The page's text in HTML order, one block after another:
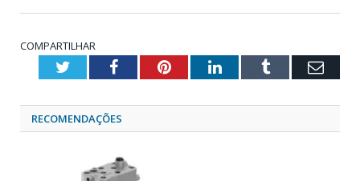
COMPARTILHAR
TwitterFacebookPinterestLinkedInTumblr
RECOMENDAÇÕES